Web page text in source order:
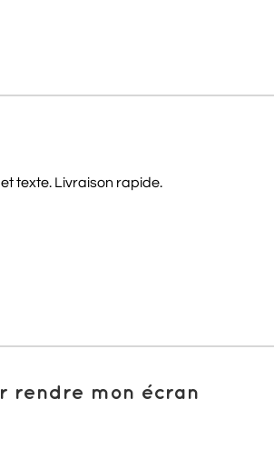
texte. Livraison rapide.
rendre mon écran